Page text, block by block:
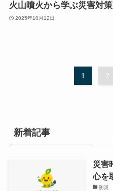
火山噴火から学ぶ災害対
2025年10月12日
1 2
新着記事
災害
心を
防災